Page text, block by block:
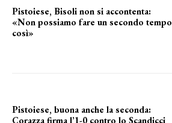
Pistoiese, Bisoli non si accontenta:
«Non possiamo fare un secondo tempo
così»
Pistoiese, buona anche la seconda:
Corazza firma l’1-0 contro lo Scandicci